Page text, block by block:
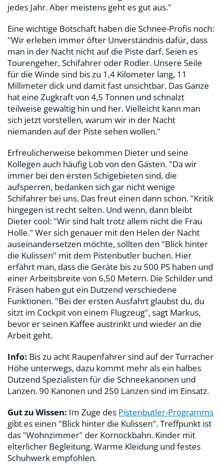
jedes Jahr. Aber meistens geht es gut aus."
Eine wichtige Botschaft haben die Schnee-Profis noch:
"Wir erleben immer öfter Unverständnis dafür, dass
man in der Nacht nicht auf die Piste darf. Seien es
Tourengeher, Schifahrer oder Rodler. Unsere Seile
für die Winde sind bis zu 1,4 Kilometer lang, 11
Millimeter dick und damit fast unsichtbar. Das Ganze
hat eine Zugkraft von 4,5 Tonnen und schnalzt
teilweise gewaltig hin und her. Vielleicht kann man
sich jetzt vorstellen, warum wir in der Nacht
niemanden auf der Piste sehen wollen."
Erfreulicherweise bekommen Dieter und seine
Kollegen auch häufig Lob von den Gästen. "Da wir
immer bei den ersten Schigebieten sind, die
aufsperren, bedanken sich gar nicht wenige
Schifahrer bei uns. Das freut einen dann schon. "Kritik
hingegen ist recht selten. Und wenn, dann bleibt
Dieter cool: "Wir sind halt trotz allem nicht die Frau
Holle." Wer sich genauer mit den Helen der Nacht
auseinandersetzen möchte, sollten den "Blick hinter
die Kulissen" mit dem Pistenbutler buchen. Hier
erfährt man, dass die Geräte bis zu 500 PS haben und
einer Arbeitsbreite von 6,50 Metern. Die Schilder und
Fräsen haben gut ein Dutzend verschiedene
Funktionen. "Bei der ersten Ausfahrt glaubst du, du
sitzt im Cockpit von einem Flugzeug", sagt Markus,
bevor er seinen Kaffee austrinkt und wieder an die
Arbeit geht.
Info: Bis zu acht Raupenfahrer sind auf der Turracher
Höhe unterwegs, dazu kommt mehr als ein halbes
Dutzend Spezialisten für die Schneekanonen und
Lanzen. 90 Kanonen und 250 Lanzen sind im Einsatz.
Gut zu Wissen: Im Zuge des Pistenbutler-Programms
gibt es einen "Blick hinter die Kulissen". Treffpunkt ist
das "Wohnzimmer" der Kornockbahn. Kinder mit
elterlicher Begleitung. Warme Kleidung und festes
Schuhwerk empfohlen.